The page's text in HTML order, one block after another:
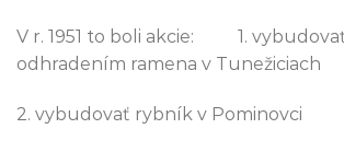
V r. 1951 to boli akcie: 1.
odhradením ramena v Tunežiciach
2. vybudovať rybník v Pominovci